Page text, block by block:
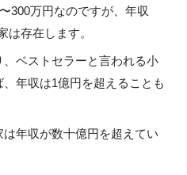
300万円なのですが、年収
は存在します。
ベストセラーと言われる小
年収は1億円を超えることも
年収が数十億円を超えてい